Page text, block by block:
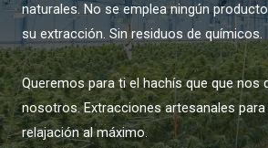
naturales. No se emplea ningún
su extracción. Sin residuos de químicos.
Queremos para ti el hachís que que nos
nosotros. Extracciones artesanales para
relajación al máximo.